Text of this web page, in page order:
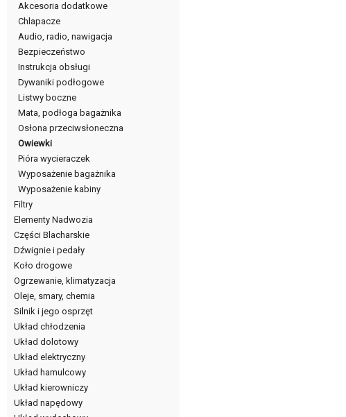
Akcesoria dodatkowe
Chlapacze
Audio, radio, nawigacja
Bezpieczeństwo
Instrukcja obsługi
Dywaniki podłogowe
Listwy boczne
Mata, podłoga bagażnika
Osłona przeciwsłoneczna
Owiewki
Pióra wycieraczek
Wyposażenie bagażnika
Wyposażenie kabiny
Filtry
Elementy Nadwozia
Części Blacharskie
Dźwignie i pedały
Koło drogowe
Ogrzewanie, klimatyzacja
Oleje, smary, chemia
Silnik i jego osprzęt
Układ chłodzenia
Układ dolotowy
Układ elektryczny
Układ hamulcowy
Układ kierowniczy
Układ napędowy